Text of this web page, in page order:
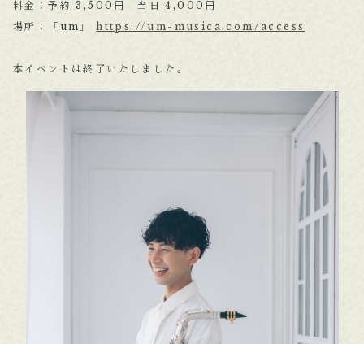
料金：予約 3,500円 当日 4,000円
場所：「um」https://um-musica.com/access
本イベントは終了いたしました。